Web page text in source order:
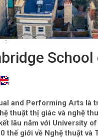
and Performing Arts là
thuật thị giác và nghệ
lâu năm với University
thế giới về Nghệ thuật